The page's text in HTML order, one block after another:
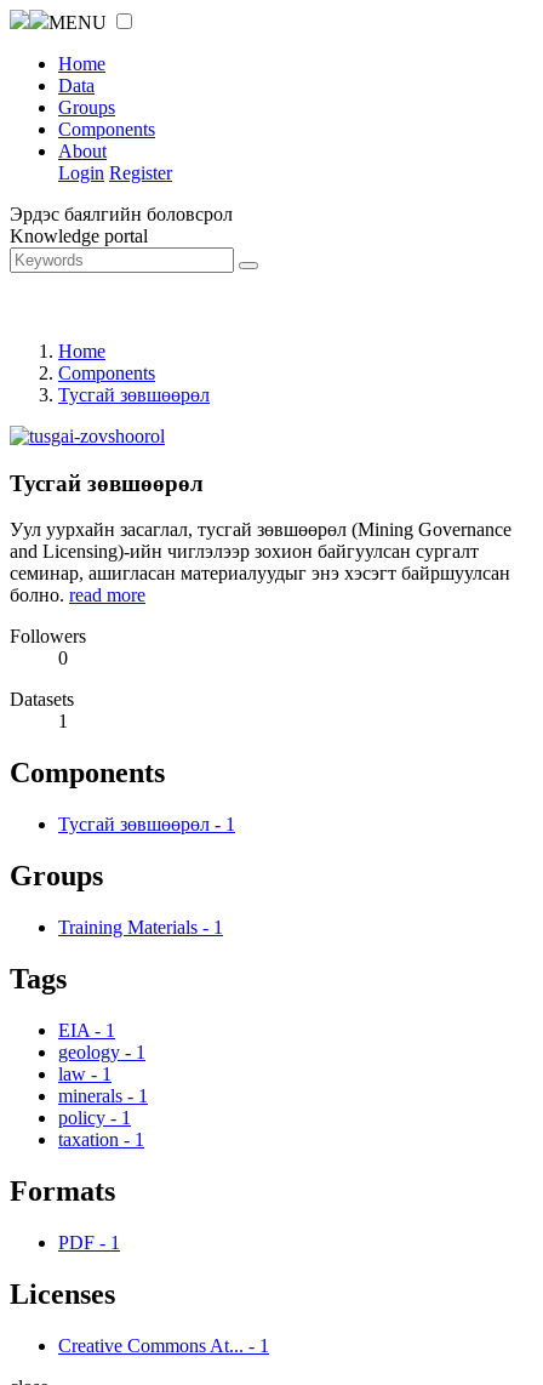
MENU
Home
Data
Groups
Components
About
Login Register
Эрдэс баялгийн боловсрол
Knowledge portal
Home
Components
Тусгай зөвшөөрөл
Тусгай зөвшөөрөл
Уул уурхайн засаглал, тусгай зөвшөөрөл (Mining Governance
and Licensing)-ийн чиглэлээр зохион байгуулсан сургалт
семинар, ашигласан материалуудыг энэ хэсэгт байршуулсан
болно. read more
Followers
0
Datasets
1
Components
Тусгай зөвшөөрөл - 1
Groups
Training Materials - 1
Tags
EIA - 1
geology - 1
law - 1
minerals - 1
policy - 1
taxation - 1
Formats
PDF - 1
Licenses
Creative Commons At... - 1